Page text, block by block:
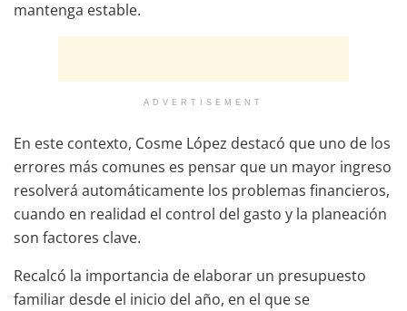
mantenga estable.
ADVERTISEMENT
En este contexto, Cosme López destacó que uno de los
errores más comunes es pensar que un mayor ingreso
resolverá automáticamente los problemas financieros,
cuando en realidad el control del gasto y la planeación
son factores clave.
Recalcó la importancia de elaborar un presupuesto
familiar desde el inicio del año, en el que se